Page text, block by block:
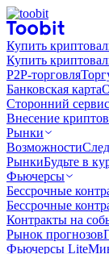
Купить
Купить
P2P-торговля
Банковская карта
Сторонний сервис
Внесение
Рынки
Возможности
РынкиБудьте в
Фьючерсы
Бессрочные
Бессрочные
Контракты на
Рынок прогнозов
Фьючерсы Lite